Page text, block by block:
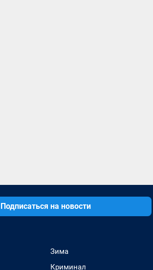
Подписаться на новости
Зима
Криминал